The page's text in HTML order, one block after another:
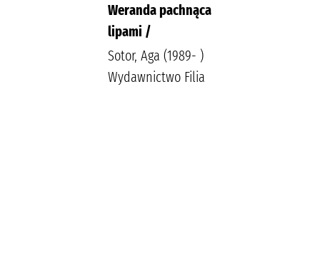
Weranda pachnąca
lipami /
Sotor, Aga (1989- )
Wydawnictwo Filia